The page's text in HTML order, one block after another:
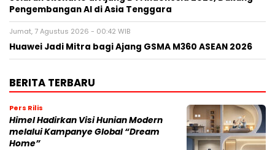
Pengembangan AI di Asia Tenggara
Jumat, 7 Agustus 2026 - 00:42 WIB
Huawei Jadi Mitra bagi Ajang GSMA M360 ASEAN 2026
BERITA TERBARU
Pers Rilis
Himel Hadirkan Visi Hunian Modern
melalui Kampanye Global “Dream
Home”